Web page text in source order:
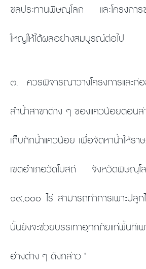
ชลประทานพิษณุโลก และโครงการช
ใหญ่ให้ได้ผลอย่างสมบูรณ์ต่อไป
๓. ควรพิจารณาวางโครงการและก่อ
ลำน้ำสาขาต่าง ๆ ของแควน้อยตอน
เก็บกักน้ำแควน้อย เพื่อจัดหาน้ำให้ร
เขตอำเภอวัดโบสถ์ จังหวัดพิษ
๑๙,๐๐๐ ไร่ สามารถทำการเพาะปลู
นั้นยังจะช่วยบรรเทาอุทกภัยแก่พื้นทีเ
อ่างต่าง ๆ ดังกล่าว "